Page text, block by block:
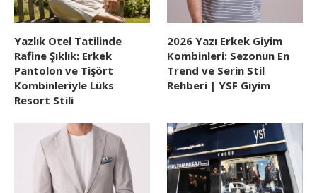
Yazlık Otel Tatilinde
Rafine Şıklık: Erkek
Pantolon ve Tişört
Kombinleriyle Lüks
Resort Stili
2026 Yazı Erkek Giyim
Kombinleri: Sezonun En
Trend ve Serin Stil
Rehberi | YSF Giyim